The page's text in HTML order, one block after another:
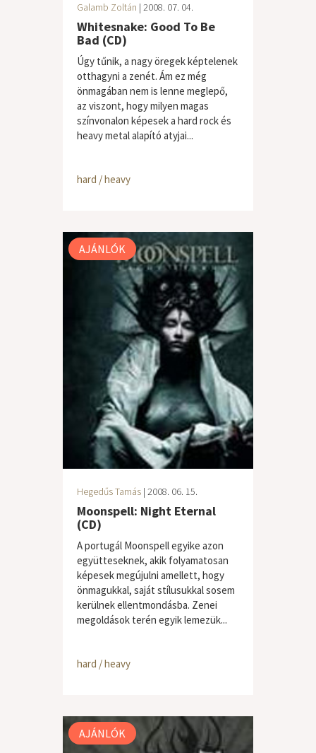
Galamb Zoltán | 2008. 07. 04.
Whitesnake: Good To Be
Bad (CD)
Úgy tűnik, a nagy öregek képtelenek
otthagyni a zenét. Ám ez még
önmagában nem is lenne meglepő,
az viszont, hogy milyen magas
színvonalon képesek a hard rock és
heavy metal alapító atyjai...
hard / heavy
AJÁNLÓK
Hegedűs Tamás | 2008. 06. 15.
Moonspell: Night Eternal
(CD)
A portugál Moonspell egyike azon
együtteseknek, akik folyamatosan
képesek megújulni amellett, hogy
önmagukkal, saját stílusukkal sosem
kerülnek ellentmondásba. Zenei
megoldások terén egyik lemezük...
hard / heavy
AJÁNLÓK